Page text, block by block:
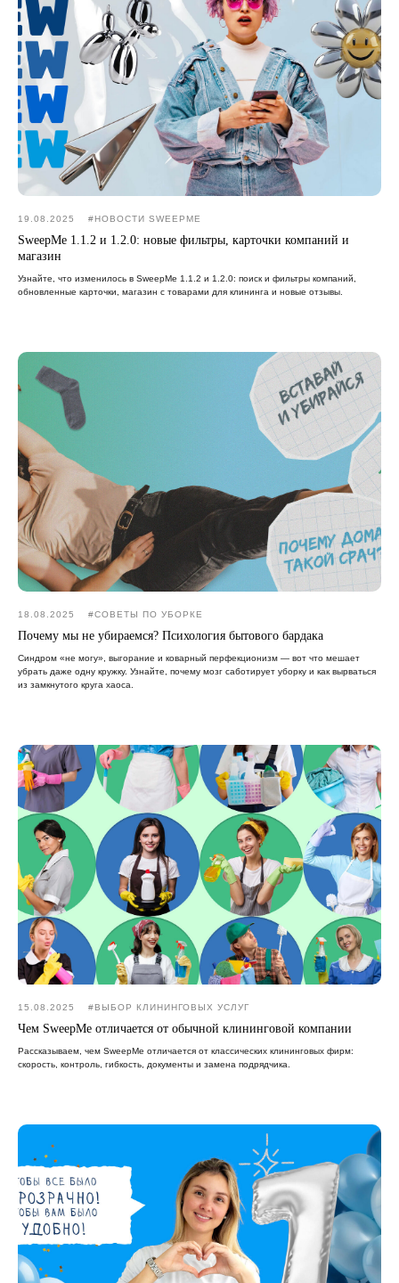
19.08.2025 #НОВОСТИ SWEEPME
SweepMe 1.1.2 и 1.2.0: новые фильтры, карточки компаний и
магазин
Узнайте, что изменилось в SweepMe 1.1.2 и 1.2.0: поиск и фильтры компаний,
обновленные карточки, магазин с товарами для клининга и новые отзывы.
18.08.2025 #CОВЕТЫ ПО УБОРКЕ
Почему мы не убираемся? Психология бытового бардака
Синдром «не могу», выгорание и коварный перфекционизм — вот что мешает
убрать даже одну кружку. Узнайте, почему мозг саботирует уборку и как вырваться
из замкнутого круга хаоса.
15.08.2025 #ВЫБОР КЛИНИНГОВЫХ УСЛУГ
Чем SweepMe отличается от обычной клининговой компании
Рассказываем, чем SweepMe отличается от классических клининговых фирм:
скорость, контроль, гибкость, документы и замена подрядчика.